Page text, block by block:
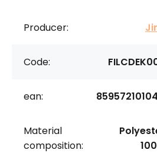
Producer:
Code:
ean:
Material
composition: